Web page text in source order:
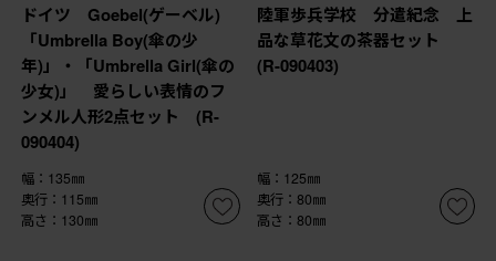
ドイツ Goebel(ゲーベル)
「Umbrella Boy(傘の少
年)」・「Umbrella Girl(傘の
少女)」 愛らしい表情のフ
ンメル人形2点セット (R-
090404)
幅：135㎜
奥行：115㎜
高さ：130㎜
陸軍歩兵学校 分遣紀念 上
品な草花文の茶器セット
(R-090403)
幅：125㎜
奥行：80㎜
高さ：80㎜